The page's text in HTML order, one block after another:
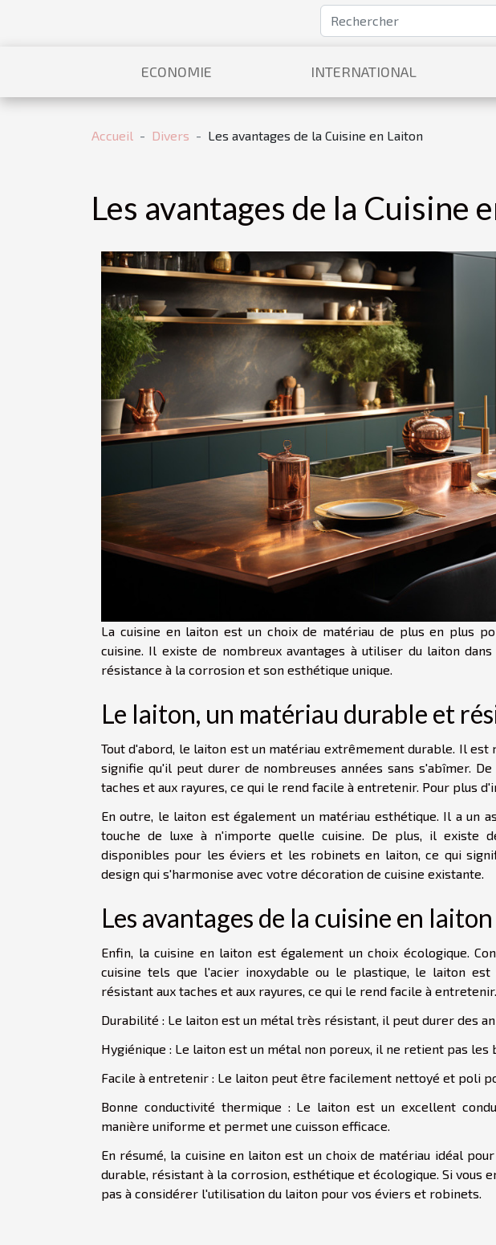
ECONOMIE INTERNATIONAL
Accueil Divers Les avantages de la Cuisine en Laiton
Les avantages de la Cuisine
La cuisine en laiton est un choix de matériau de plus en plus
cuisine. Il existe de nombreux avantages à utiliser du laiton
résistance à la corrosion et son esthétique unique.
Le laiton, un matériau durable et
Tout d'abord, le laiton est un matériau extrêmement durable. Il
signifie qu'il peut durer de nombreuses années sans s'abîmer.
taches et aux rayures, ce qui le rend facile à entretenir. Pour plus
En outre, le laiton est également un matériau esthétique. Il a un
touche de luxe à n'importe quelle cuisine. De plus, il existe
disponibles pour les éviers et les robinets en laiton, ce qui
design qui s'harmonise avec votre décoration de cuisine existante.
Les avantages de la cuisine en laiton
Enfin, la cuisine en laiton est également un choix écologique.
cuisine tels que l'acier inoxydable ou le plastique, le laiton
résistant aux taches et aux rayures, ce qui le rend facile à
Durabilité : Le laiton est un métal très résistant, il peut durer des
Hygiénique : Le laiton est un métal non poreux, il ne retient pas les
Facile à entretenir : Le laiton peut être facilement nettoyé et poli
Bonne conductivité thermique : Le laiton est un excellent
manière uniforme et permet une cuisson efficace.
En résumé, la cuisine en laiton est un choix de matériau idéal
durable, résistant à la corrosion, esthétique et écologique. Si vous
pas à considérer l'utilisation du laiton pour vos éviers et robinets.